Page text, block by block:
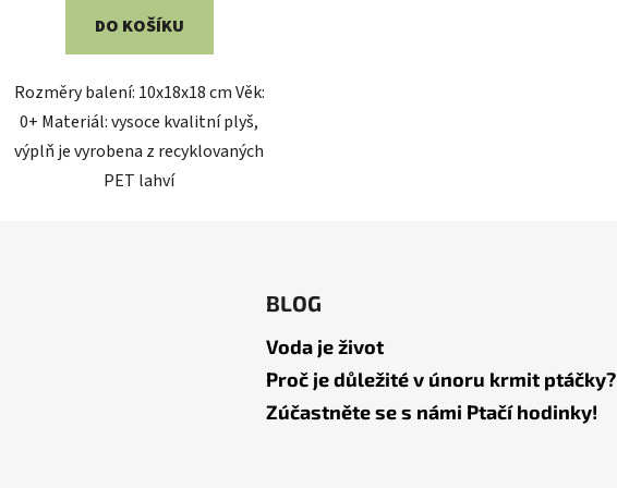
DO KOŠÍKU
Rozměry balení: 10x18x18 cm Věk:
0+ Materiál: vysoce kvalitní plyš,
výplň je vyrobena z recyklovaných
PET lahví
BLOG
Voda je život
Proč je důležité v únoru krmit ptáčky?
Zúčastněte se s námi Ptačí hodinky!